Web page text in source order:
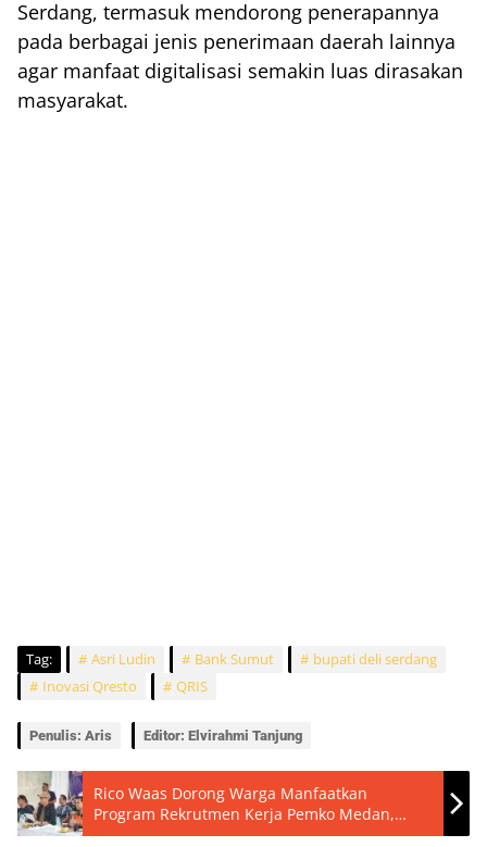
Serdang, termasuk mendorong penerapannya
pada berbagai jenis penerimaan daerah lainnya
agar manfaat digitalisasi semakin luas dirasakan
masyarakat.
Tag: Asri Ludin Bank Sumut
bupati deli serdang
Inovasi Qresto
QRIS
Penulis: Aris Editor: Elvirahmi Tanjung
Rico Waas Dorong Warga Manfaatkan
Program Rekrutmen Kerja Pemko Medan,
Kesempatan Bekerja di Jepang Juga Dibuka